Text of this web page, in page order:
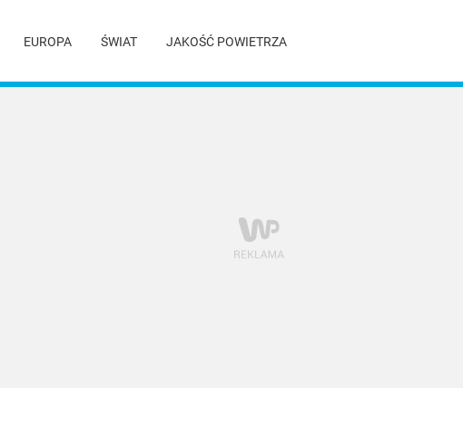
EUROPA ŚWIAT JAKOŚĆ POWIETRZA